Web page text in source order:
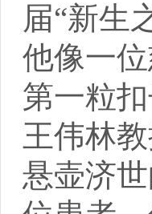
届“新生
他像一
第一粒扣
王伟林
悬壶济